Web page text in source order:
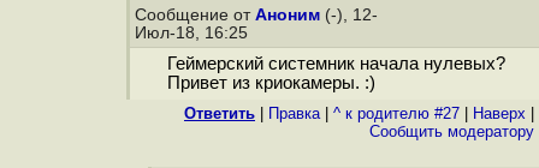
Сообщение от Аноним (-), 12-
Июл-18, 16:25
Геймерский системник начала нулевых?
Привет из криокамеры. :)
Ответить Правка| ^ к родителю #27 Наверх
Cообщить модератору